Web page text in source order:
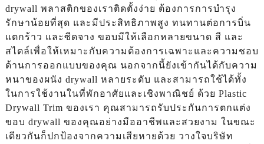
drywall พลาสติกของเราติดตั้งง่าย ต้องการการบำรุง
รักษาน้อยที่สุด และมีประสิทธิภาพสูง ทนทานต่อการบิ่น
แตกร้าว และซีดจาง ขอบมีให้เลือกหลายขนาด สี และ
สไตล์เพื่อให้เหมาะกับความต้องการเฉพาะและความชอบ
ด้านการออกแบบของคุณ นอกจากนี้ยังเข้ากันได้กับความ
หนาของผนัง drywall หลายระดับ และสามารถใช้ได้ทั้ง
ในการใช้งานในที่พักอาศัยและเชิงพาณิชย์ ด้วย Plastic
Drywall Trim ของเรา คุณสามารถรับประกันการตกแต่ง
ขอบ drywall ของคุณอย่างมืออาชีพและสวยงาม ในขณะ
เดียวกันก็ปกป้องจากความเสียหายด้วย วางใจบริษัท